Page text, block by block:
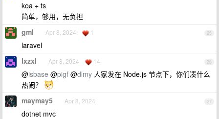
koa + ts
简单，够用，无负担
25
gml Apr 8, 2024 1
laravel
26
lxzxl Apr 8, 2024 14
@isbase @pigf @dlmy 人家发在 Node.js 节点下，你们凑什么
热闹？
27
maymay5 Apr 8, 2024
dotnet mvc